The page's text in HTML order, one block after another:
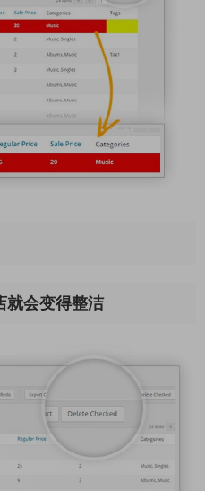
就会变得整洁